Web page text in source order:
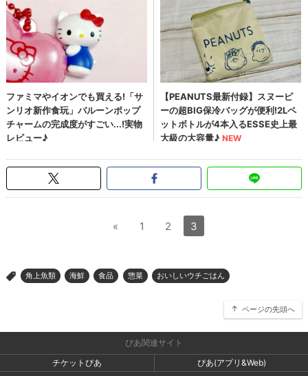
« 1 2 3
> 角上魚類 海鮮 食品 惣菜 おいしいウチごはん
ページの先頭へ
ぴあ関連サイト
チケットぴあ
ぴあ(アプリ&Web)